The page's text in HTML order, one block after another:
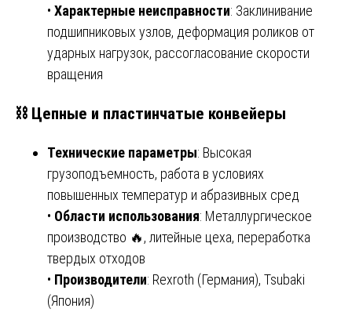
• Характерные неисправности: Заклинивание
подшипниковых узлов, деформация роликов от
ударных нагрузок, рассогласование скорости
вращения
⛓️ Цепные и пластинчатые конвейеры
Технические параметры: Высокая
грузоподъемность, работа в условиях
повышенных температур и абразивных сред
• Области использования: Металлургическое
производство 🔥, литейные цеха, переработка
твердых отходов
• Производители: Rexroth (Германия), Tsubaki
(Япония)